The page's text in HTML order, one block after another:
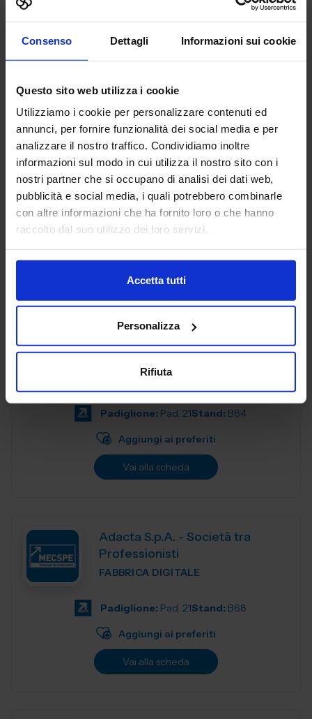
Consenso Dettagli Informazioni sui cookie
Questo sito web utilizza i cookie
Utilizziamo i cookie per personalizzare contenuti ed
annunci, per fornire funzionalità dei social media e per
analizzare il nostro traffico. Condividiamo inoltre
informazioni sul modo in cui utilizza il nostro sito con i
nostri partner che si occupano di analisi dei dati web,
pubblicità e social media, i quali potrebbero combinarle
con altre informazioni che ha fornito loro o che hanno
raccolto dal suo utilizzo dei loro servizi.
Accetta tutti
Personalizza
Rifiuta
3DZ S.P.A.
3DZ spa è specializzata nell’introduzione della stampa 3D
nelle imprese e nella vendita dei più prestigiosi brand
mondiali di stampanti con tecnologia a filamento, polvere,
resina,...
Padiglione:
Pad. 36 Stand: D64
Aggiungi ai preferiti
Vai alla scheda
ACHELON SOFTWARE HOUSE
SRL
Da oltre 20 anni Achelon aiuta i propri clienti a visualizzare
e interagire con le informazioni di progettazione,
Padiglione: Pad. 21Stand: B84
Aggiungi ai preferiti
Vai alla scheda
Adacta S.p.A. - Società tra
Professionisti
FABBRICA DIGITALE
Padiglione: Pad. 21Stand: B68
Aggiungi ai preferiti
Vai alla scheda